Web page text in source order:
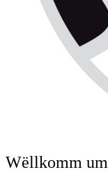
Wëllkomm